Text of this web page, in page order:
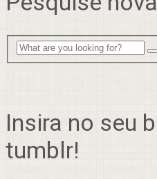
Insira no seu
tumblr!